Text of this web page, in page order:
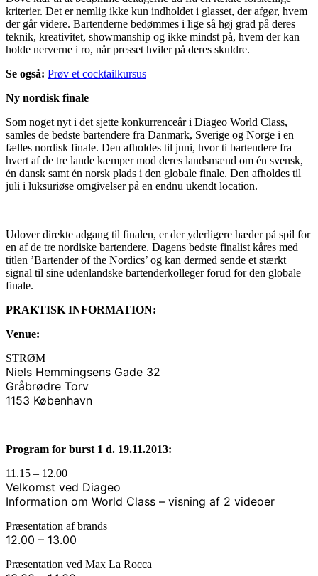
kriterier. Det er nemlig ikke kun indholdet i glasset, der afgør, hvem
der går videre. Bartenderne bedømmes i lige så høj grad på deres
teknik, kreativitet, showmanship og ikke mindst på, hvem der kan
holde nerverne i ro, når presset hviler på deres skuldre.
Se også: Prøv et cocktailkursus
Ny nordisk finale
Som noget nyt i det sjette konkurrenceår i Diageo World Class,
samles de bedste bartendere fra Danmark, Sverige og Norge i en
fælles nordisk finale. Den afholdes til juni, hvor ti bartendere fra
hvert af de tre lande kæmper mod deres landsmænd om én svensk,
én dansk samt én norsk plads i den globale finale. Den afholdes til
juli i luksuriøse omgivelser på en endnu ukendt location.
Udover direkte adgang til finalen, er der yderligere hæder på spil for
en af de tre nordiske bartendere. Dagens bedste finalist kåres med
titlen ’Bartender of the Nordics’ og kan dermed sende et stærkt
signal til sine udenlandske bartenderkolleger forud for den globale
finale.
PRAKTISK INFORMATION:
Venue:
STRØM
Niels Hemmingsens Gade 32
Gråbrødre Torv
1153 København
Program for burst 1 d. 19.11.2013:
11.15 – 12.00
Velkomst ved Diageo
Information om World Class – visning af 2 videoer
Præsentation af brands
12.00 – 13.00
Præsentation ved Max La Rocca